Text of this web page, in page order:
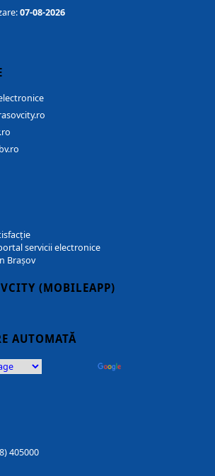
07-08-2026
servicii electronice
Brașov
(MOBILEAPP)
AUTOMATĂ
405000